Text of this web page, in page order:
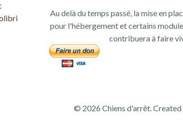
Au delà du temps passé, la mise en
pour l'hébergement et certains
contribuera à faire
© 2026 Chiens d'arrêt.